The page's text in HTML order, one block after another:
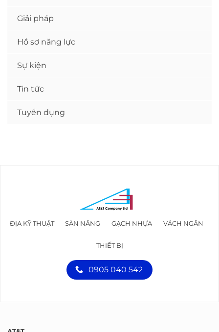
Giải pháp
Hồ sơ năng lực
Sự kiện
Tin tức
Tuyển dụng
ĐỊA KỸ THUẬT SÀN NÂNG GẠCH NHỰA VÁCH NGĂN
THIẾT BỊ
0905 040 542